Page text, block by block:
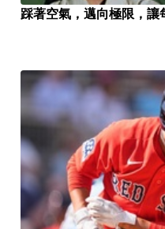
踩著空氣，邁向極限，讓